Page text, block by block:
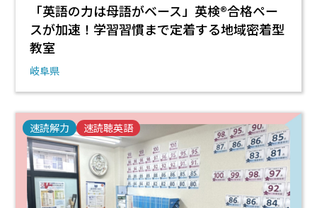
「英語の力は母語がベース」英検®合格ペー
スが加速！学習習慣まで定着する地域密着型
教室
岐阜県
速読解力 速読聴英語